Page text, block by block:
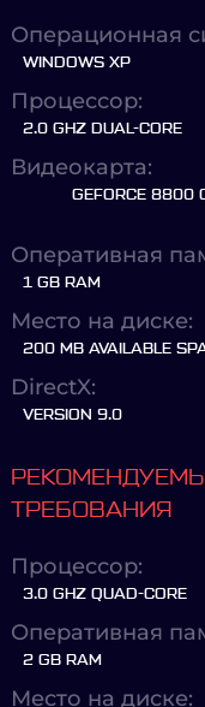
Операционная
WINDOWS XP
Процессор:
2.0 GHZ DUAL-CORE
Видеокарта:
GEFORCE 8800
Оперативная
1 GB RAM
Место на диске:
200 MB AVAILABLE
DirectX:
VERSION 9.0
ТРЕБОВАНИЯ
Процессор:
3.0 GHZ QUAD-CORE
Оперативная
2 GB RAM
Место на диске: